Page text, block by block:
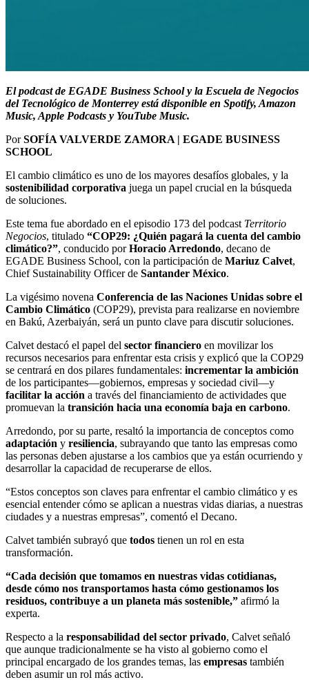
El podcast de EGADE Business School y la Escuela de Negocios
del Tecnológico de Monterrey está disponible en Spotify, Amazon
Music, Apple Podcasts y YouTube Music.
PorSOFÍA VALVERDE ZAMORA | EGADE BUSINESS
SCHOOL
El cambio climático es uno de los mayores desafíos globales, y la
sostenibilidad corporativa juega un papel crucial en la búsqueda
de soluciones.
Este tema fue abordado en el episodio 173 del podcast Territorio
Negocios, titulado “COP29: ¿Quién pagará la cuenta del cambio
climático?”, conducido porHoracio Arredondo, decano de
EGADE Business School, con la participación de Mariuz Calvet,
Chief Sustainability Officer de Santander México.
La vigésimo novena Conferencia de las Naciones Unidas sobre el
Cambio Climático (COP29), prevista para realizarse en noviembre
en Bakú, Azerbaiyán, será un punto clave para discutir soluciones.
Calvet destacó el papel del sector financiero en movilizar los
recursos necesarios para enfrentar esta crisis y explicó que la COP29
se centrará en dos pilares fundamentales: incrementar la ambición
de los participantes—gobiernos, empresas y sociedad civil—y
facilitar la acción a través del financiamiento de actividades que
promuevan la transición hacia una economía baja en carbono.
Arredondo, por su parte, resaltó la importancia de conceptos como
adaptación y resiliencia, subrayando que tanto las empresas como
las personas deben ajustarse a los cambios que ya están ocurriendo y
desarrollar la capacidad de recuperarse de ellos.
“Estos conceptos son claves para enfrentar el cambio climático y es
esencial entender cómo se aplican a nuestras vidas diarias, a nuestras
ciudades y a nuestras empresas”, comentó el Decano.
Calvet también subrayó que todos tienen un rol en esta
transformación.
“Cada decisión que tomamos en nuestras vidas cotidianas,
desde cómo nos transportamos hasta cómo gestionamos los
residuos, contribuye a un planeta más sostenible,” afirmó la
experta.
Respecto a la responsabilidad del sector privado, Calvet señaló
que aunque tradicionalmente se ha visto al gobierno como el
principal encargado de los grandes temas, las empresas también
deben asumir un rol más activo.